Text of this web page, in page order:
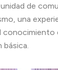
de
una